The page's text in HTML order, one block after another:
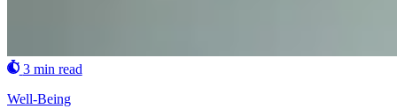
3 min read
Well-Being